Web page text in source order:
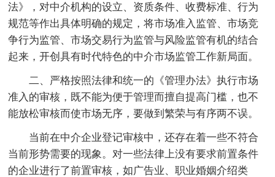
法》，对中介机构的设立、资质条件、收费标准、行为
规范等作出具体明确的规定，将市场准入监管、市场竞
争行为监管、市场交易行为监管与风险监管有机的结合
起来，开创具有时代特色的中介市场监管工作新局面。
二、严格按照法律和统一的《管理办法》执行市场
准入的审核，既不能为便于管理而擅自提高门槛，也不
能放松审核而使市场无序，要做到繁荣与有序两不误。
当前在中介企业登记审核中，还存在着一些不符合
当前形势需要的现象。对一些法律上没有要求前置条件
的企业进行了前置审核，如广告业、职业婚姻介绍类